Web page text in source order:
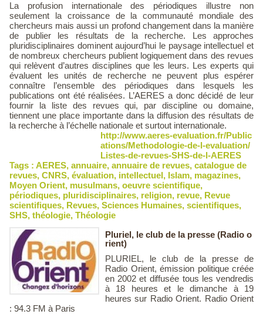
La profusion internationale des périodiques illustre non
seulement la croissance de la communauté mondiale des
chercheurs mais aussi un profond changement dans la manière
de publier les résultats de la recherche. Les approches
pluridisciplinaires dominent aujourd’hui le paysage intellectuel et
de nombreux chercheurs publient logiquement dans des revues
qui relèvent d’autres disciplines que les leurs. Les experts qui
évaluent les unités de recherche ne peuvent plus espérer
connaître l’ensemble des périodiques dans lesquels les
publications ont été réalisées. L’AERES a donc décidé de leur
fournir la liste des revues qui, par discipline ou domaine,
tiennent une place importante dans la diffusion des résultats de
la recherche à l’échelle nationale et surtout internationale.
http://www.aeres-evaluation.fr/Public
ations/Methodologie-de-l-evaluation/
Listes-de-revues-SHS-de-l-AERES
Tags : AERES, annuaire, annuaire de revues, catalogue de
revues, CNRS, évaluation, intellectuel, Islam, magazines,
Moyen Orient, musulmans, oeuvre scientifique,
périodiques, pluridisciplinaires, religion, revue, Revue
scientifiques, Revues, Sciences Humaines, scientifiques,
SHS, théologie, Théologie
Pluriel, le club de la presse (Radio o
rient)
PLURIEL, le club de la presse de
Radio Orient, émission politique créée
en 2002 et diffusée tous les vendredis
à 18 heures et le dimanche à 19
heures sur Radio Orient. Radio Orient
: 94.3 FM à Paris